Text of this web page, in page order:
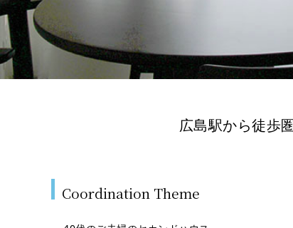
広島駅から徒歩
Coordination Theme